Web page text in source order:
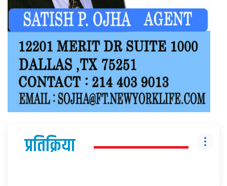
प्रतिक्रिया